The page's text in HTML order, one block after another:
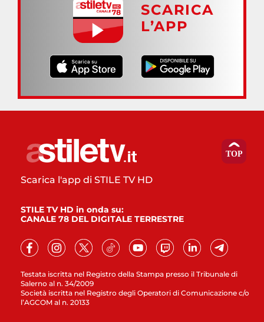
SCARICA
L’APP
Testata iscritta nel Registro della Stampa presso il Tribunale di
Salerno al n. 34/2009
Società iscritta nel Registro degli Operatori di Comunicazione c/o
l’AGCOM al n. 20133
Scarica l'app di STILE TV HD
STILE TV HD in onda su:
CANALE 78 DEL DIGITALE TERRESTRE